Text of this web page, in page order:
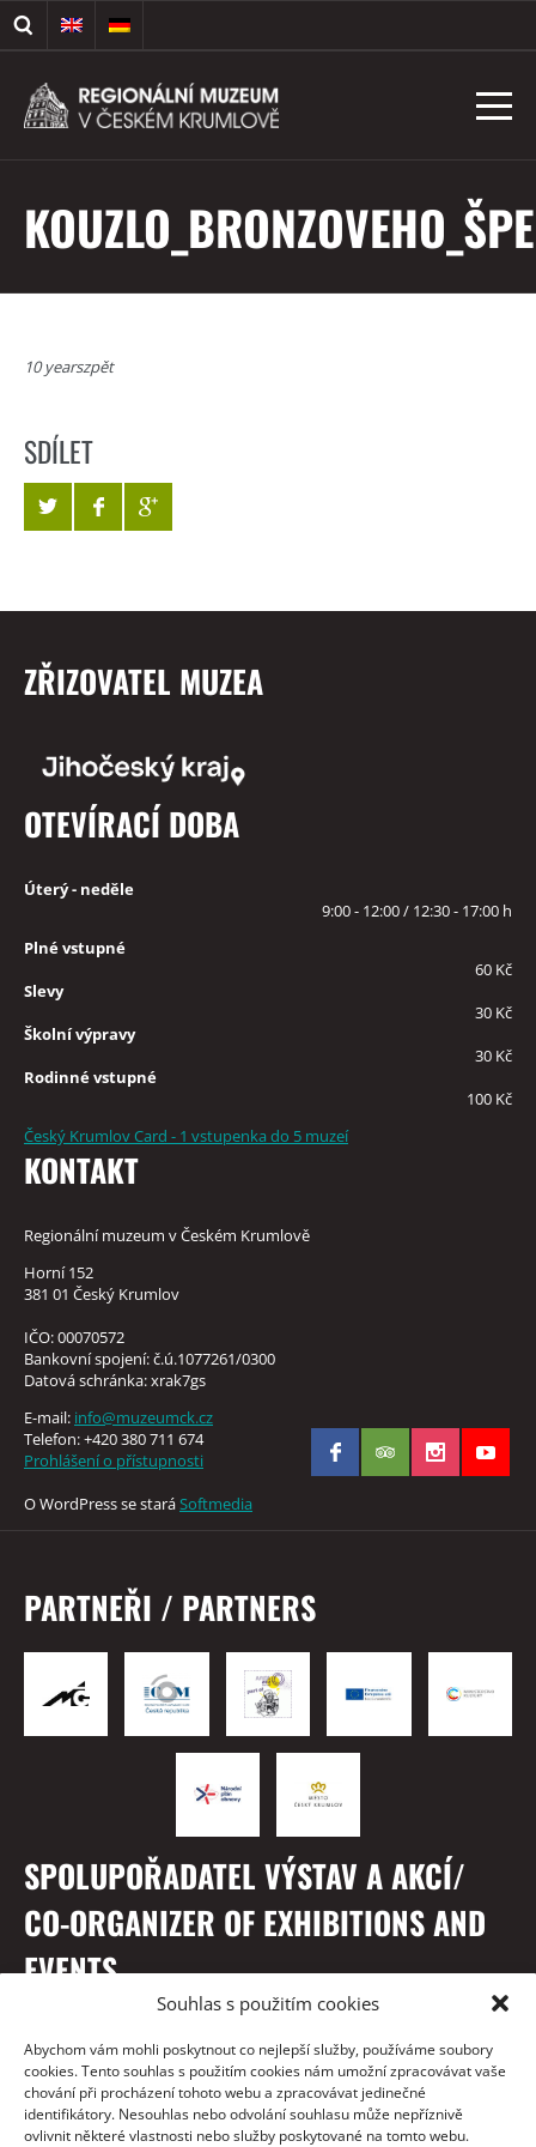
Souhlas s použitím cookies
Abychom vám mohli poskytnout co nejlepší služby, používáme soubory
cookies. Tento souhlas s použitím cookies nám umožní zpracovávat vaše
chování při procházení tohoto webu a zpracovávat jedinečné
identifikátory. Nesouhlas nebo odvolání souhlasu může nepříznivě
ovlivnit některé vlastnosti nebo služby poskytované na tomto webu.
10 yearszpět
SDÍLET
ZŘIZOVATEL MUZEA
OTEVÍRACÍ DOBA
Úterý - neděle
9:00 - 12:00 / 12:30 - 17:00 h
Plné vstupné
60 Kč
Slevy
30 Kč
Školní výpravy
30 Kč
Rodinné vstupné
100 Kč
Český Krumlov Card - 1 vstupenka do 5 muzeí
KONTAKT
Regionální muzeum v Českém Krumlově
Horní 152
381 01 Český Krumlov
IČO: 00070572
Bankovní spojení: č.ú.1077261/0300
Datová schránka: xrak7gs
E-mail: info@muzeumck.cz
Telefon: +420 380 711 674
Prohlášení o přístupnosti
O WordPress se staráSoftmedia
PARTNEŘI / PARTNERS
SPOLUPOŘADATEL VÝSTAV A AKCÍ/
CO-ORGANIZER OF EXHIBITIONS AND
EVENTS